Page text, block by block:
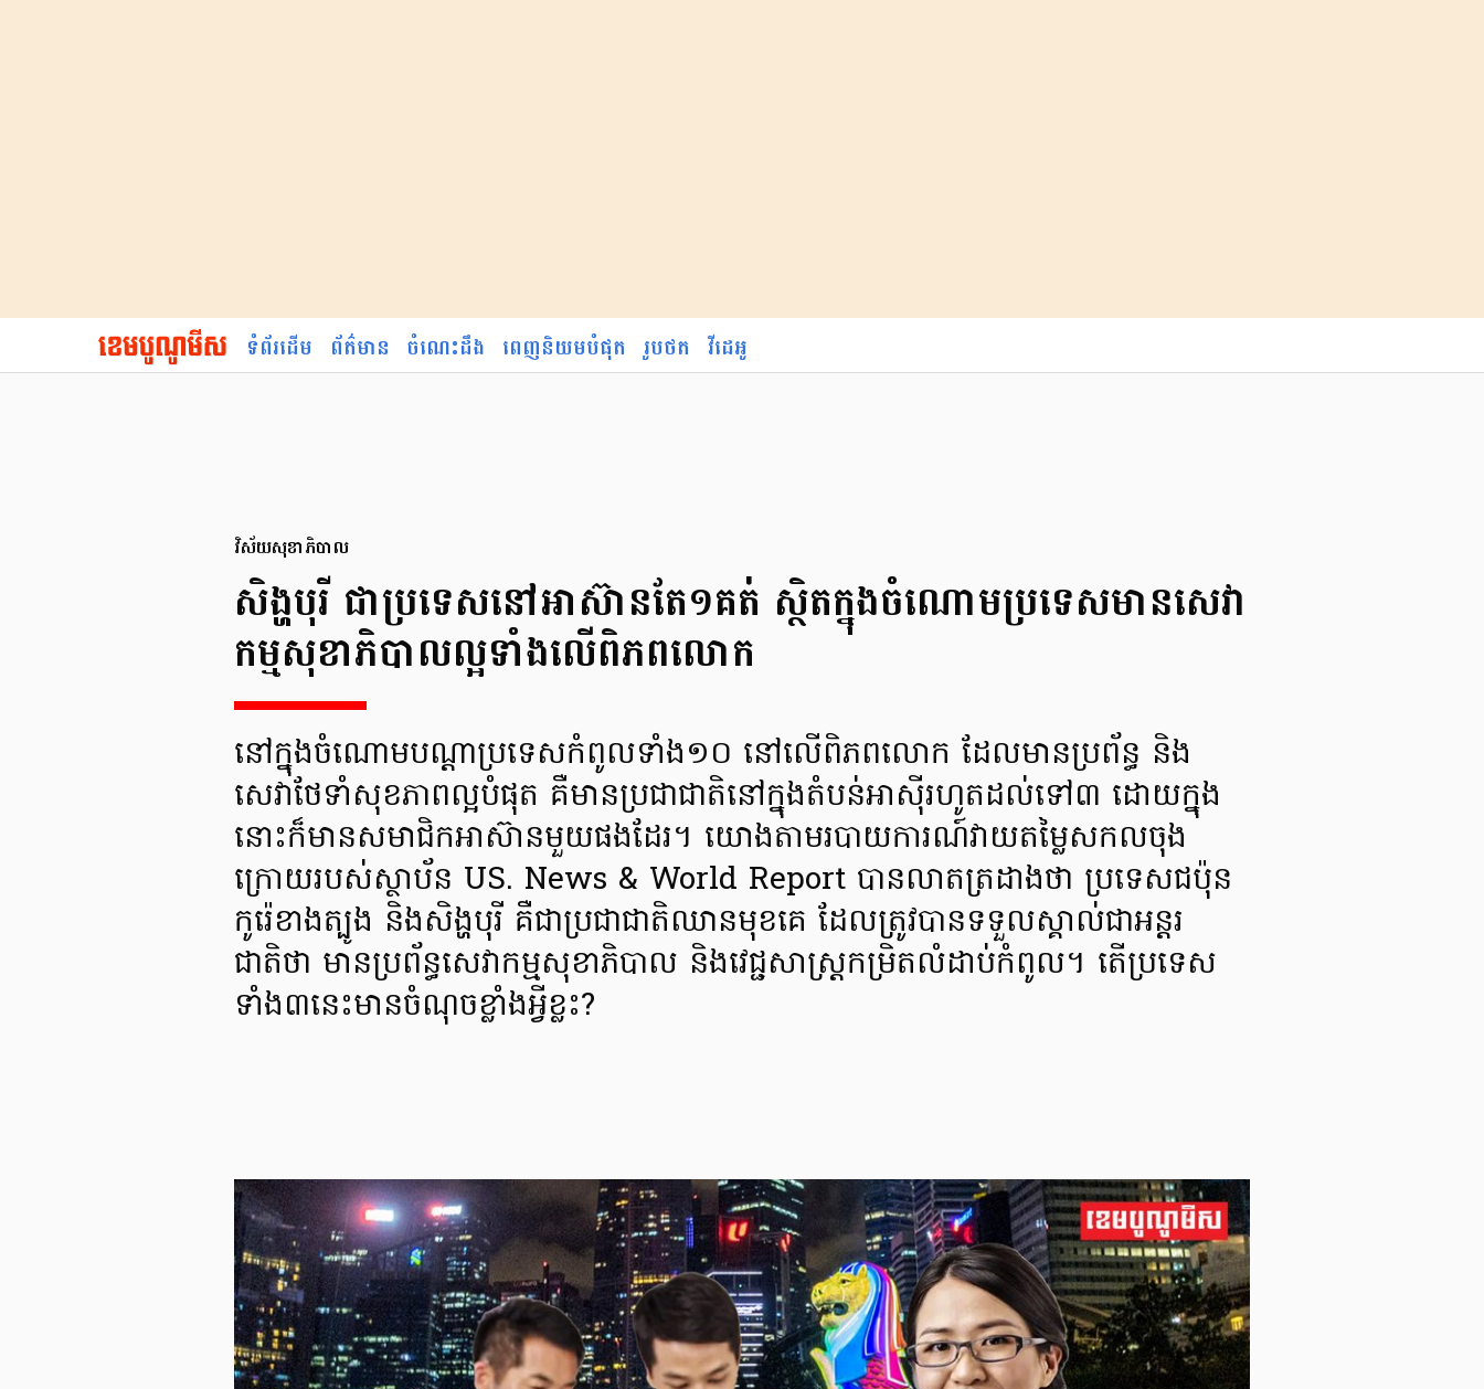
ទំព័រដើម ព័ត៌មាន ចំណេះដឹង ពេញនិយមបំផុត រូបថត វីដេអូ
វិស័យសុខាភិបាល
សិង្ហបុរី ជាប្រទេសនៅអាស៊ានតែ១គត់ ស្ថិតក្នុងចំណោមប្រទេសមានសេវា
កម្មសុខាភិបាលល្អទាំងលើពិភពលោក
នៅក្នុងចំណោមបណ្តាប្រទេសកំពូលទាំង១០ នៅលើពិភពលោក ដែលមានប្រព័ន្ធ និង
សេវាថែទាំសុខភាពល្អបំផុត គឺមានប្រជាជាតិនៅក្នុងតំបន់អាស៊ីរហូតដល់ទៅ៣ ដោយក្នុង
នោះក៏មានសមាជិកអាស៊ានមួយផងដែរ។ យោងតាមរបាយការណ៍វាយតម្លៃសកលចុង
ក្រោយរបស់ស្ថាប័ន US. News & World Report បានលាតត្រដាងថា ប្រទេសជប៉ុន
កូរ៉េខាងត្បូង និងសិង្ហបុរី គឺជាប្រជាជាតិឈានមុខគេ ដែលត្រូវបានទទួលស្គាល់ជាអន្តរ
ជាតិថា មានប្រព័ន្ធសេវាកម្មសុខាភិបាល និងវេជ្ជសាស្ត្រកម្រិតលំដាប់កំពូល។ តើប្រទេស
ទាំង៣នេះមានចំណុចខ្លាំងអ្វីខ្លះ?